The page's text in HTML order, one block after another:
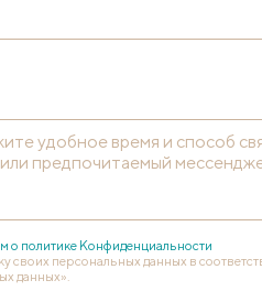
о политике Конфиденциальности
своих персональных данных в
данных».